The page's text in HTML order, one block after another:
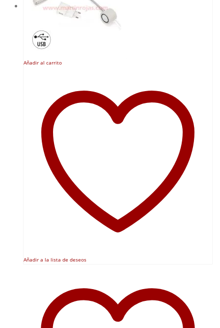
Añadir al carrito
Añadir a la lista de deseos